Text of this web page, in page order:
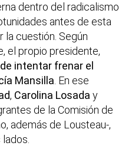
dentro del radicalismo
antes de esta
la cuestión. Según
el propio presidente,
intentar frenar el
Mansilla. En ese
, Carolina Losada y
de la Comisión de
además de Lousteau-,